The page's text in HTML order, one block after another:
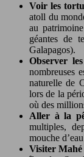
Voir les
atoll du
au
géantes de
Galapagos).
Observer
nombreuses
naturelle de
lors de la
où des
Aller à la
multiples,
mouche
Visiter